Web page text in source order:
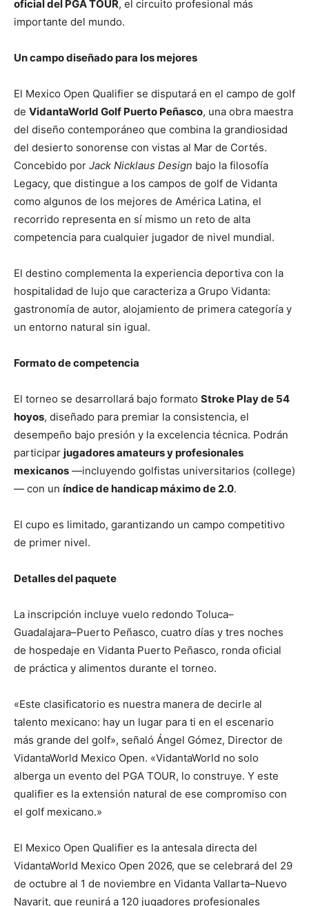
oficial del PGA TOUR, el circuito profesional más
importante del mundo.
Un campo diseñado para los mejores
El Mexico Open Qualifier se disputará en el campo de golf
de VidantaWorld Golf Puerto Peñasco, una obra maestra
del diseño contemporáneo que combina la grandiosidad
del desierto sonorense con vistas al Mar de Cortés.
Concebido por Jack Nicklaus Design bajo la filosofía
Legacy, que distingue a los campos de golf de Vidanta
como algunos de los mejores de América Latina, el
recorrido representa en sí mismo un reto de alta
competencia para cualquier jugador de nivel mundial.
El destino complementa la experiencia deportiva con la
hospitalidad de lujo que caracteriza a Grupo Vidanta:
gastronomía de autor, alojamiento de primera categoría y
un entorno natural sin igual.
Formato de competencia
El torneo se desarrollará bajo formato Stroke Play de 54
hoyos, diseñado para premiar la consistencia, el
desempeño bajo presión y la excelencia técnica. Podrán
participar jugadores amateurs y profesionales
mexicanos —incluyendo golfistas universitarios (college)
— con un índice de handicap máximo de 2.0.
El cupo es limitado, garantizando un campo competitivo
de primer nivel.
Detalles del paquete
La inscripción incluye vuelo redondo Toluca–
Guadalajara–Puerto Peñasco, cuatro días y tres noches
de hospedaje en Vidanta Puerto Peñasco, ronda oficial
de práctica y alimentos durante el torneo.
«Este clasificatorio es nuestra manera de decirle al
talento mexicano: hay un lugar para ti en el escenario
más grande del golf», señaló Ángel Gómez, Director de
VidantaWorld Mexico Open. «VidantaWorld no solo
alberga un evento del PGA TOUR, lo construye. Y este
qualifier es la extensión natural de ese compromiso con
el golf mexicano.»
El Mexico Open Qualifier es la antesala directa del
VidantaWorld Mexico Open 2026, que se celebrará del 29
de octubre al 1 de noviembre en Vidanta Vallarta–Nuevo
Nayarit, que reunirá a 120 jugadores profesionales